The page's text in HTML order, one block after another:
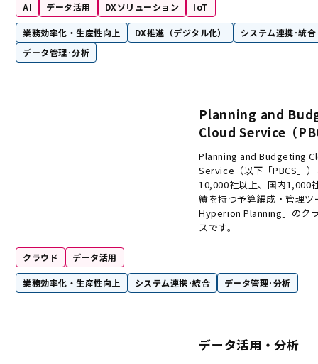
AI データ活用 DXソリューション IoT
業務効率化・生産性向上 DX推進（デジタル化）
システム連携･統合
データ管理･分析
Planning and
Cloud Service（
Planning and Budgeting
Service（以下「PBCS」
10,000社以上、国内1,000
績を持つ予算編成・管理
Hyperion Planning」のク
スです。
クラウド データ活用
業務効率化・生産性向上 システム連携･統合 データ管理･分析
データ活用・分析